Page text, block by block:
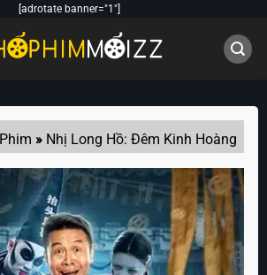
[adrotate banner="1"]
Phim » Nhị Long Hồ: Đêm Kinh Hoàng